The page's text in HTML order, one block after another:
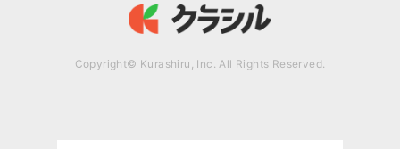
Copyright© Kurashiru, Inc. All Rights Reserved.